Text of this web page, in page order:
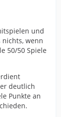
und
wenn
50/50 Spiele
deutlich
Punkte an